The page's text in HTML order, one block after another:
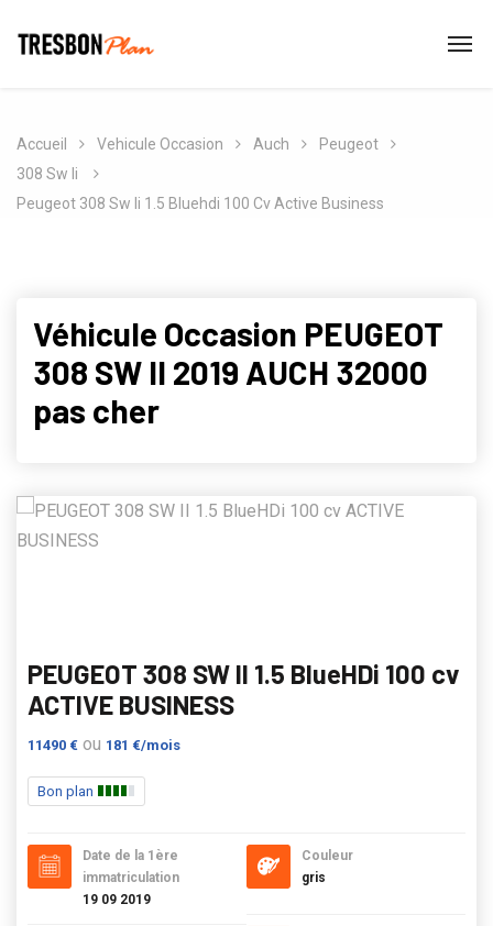
Accueil Vehicule Occasion Auch
Peugeot
308 Sw Ii
Peugeot 308 Sw Ii 1.5 Bluehdi 100 Cv Active Business
Véhicule Occasion PEUGEOT
308 SW II 2019 AUCH 32000
pas cher
PEUGEOT 308 SW II 1.5 BlueHDi 100 cv
ACTIVE BUSINESS
11490 € ou 181 €/mois
Bon plan
Date de la 1ère
immatriculation
19 09 2019
Couleur
gris